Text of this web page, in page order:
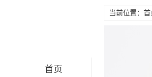
首页
当前位置：